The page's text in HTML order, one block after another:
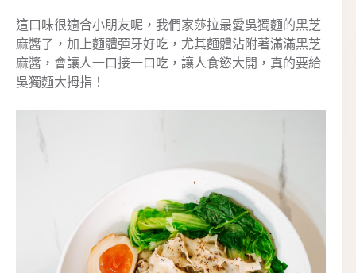
這口味很適合小朋友呢，我們家莎拉最愛吳獨麵的黑芝
麻醬了，加上麵體彈牙好吃，尤其麵體沾附著滿滿黑芝
麻醬，會讓人一口接一口吃，讓人食慾大開，真的要給
吳獨麵大拇指！